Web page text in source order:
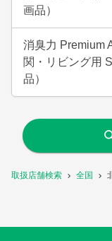
取扱店舗検索 全国
画品）
消臭力 Premium
関・リビング用
品）